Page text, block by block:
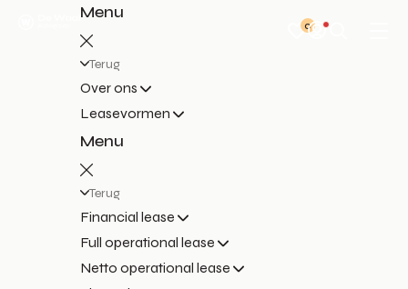
Menu
Terug
Over ons
Leasevormen
Menu
Terug
Financial lease
Full operational lease
Netto operational lease
0